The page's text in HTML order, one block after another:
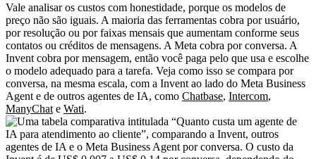
Vale analisar os custos com honestidade, porque os modelos de
preço não são iguais. A maioria das ferramentas cobra por usuário,
por resolução ou por faixas mensais que aumentam conforme seus
contatos ou créditos de mensagens. A Meta cobra por conversa. A
Invent cobra por mensagem, então você paga pelo que usa e escolhe
o modelo adequado para a tarefa. Veja como isso se compara por
conversa, na mesma escala, com a Invent ao lado do Meta Business
Agent e de outros agentes de IA, como Chatbase, Intercom,
ManyChat e Wati.